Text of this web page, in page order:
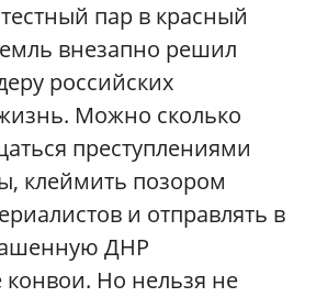
пар в красный
внезапно решил
российских
Можно сколько
преступлениями
клеймить позором
и отправлять в
ДНР
Но нельзя не